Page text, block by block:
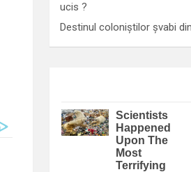
ucis ?
Destinul coloniștilor șvabi